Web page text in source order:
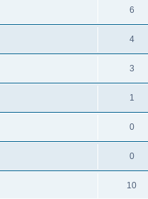
6
4
3
1
0
0
10